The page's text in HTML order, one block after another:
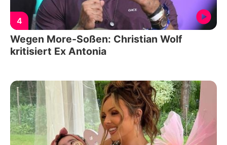
4
Wegen More-Soßen: Christian Wolf
kritisiert Ex Antonia